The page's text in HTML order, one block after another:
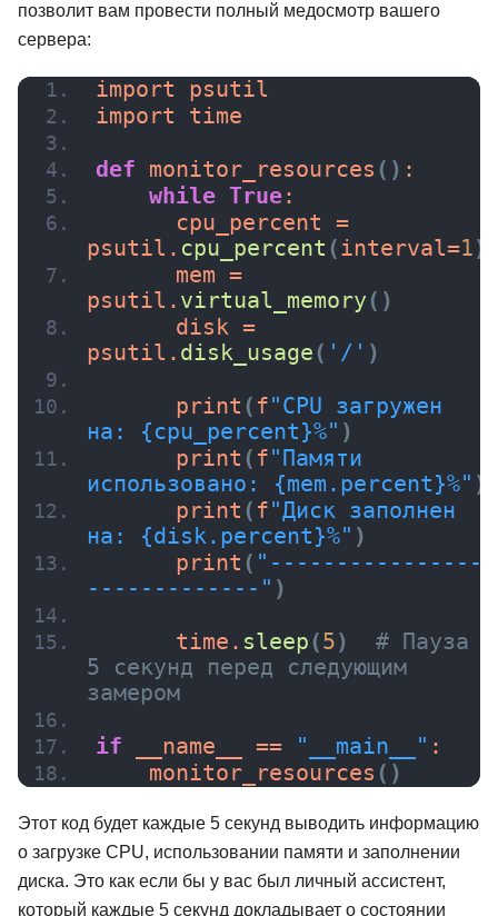
позволит вам провести полный медосмотр вашего
сервера:
import psutil
import time
def monitor_resources () :
while True:
      cpu_percent =
psutil. cpu_percent (interval=1)
      mem =
psutil. virtual_memory ()
      disk =
psutil. disk_usage ( '/' )
print ( f"CPU загружен
на: {cpu_percent}%" )
print ( f"Памяти
использовано: {mem.percent}%" )
print ( f"Диск заполнен
на: {disk.percent}%" )
print ( "----------------
-------------" )
      time.
sleep (5)
# Пауза
5 секунд перед следующим
замером
if __name__ == "__main__" :
monitor_resources ()
Этот код будет каждые 5 секунд выводить информацию
о загрузке CPU, использовании памяти и заполнении
диска. Это как если бы у вас был личный ассистент,
который каждые 5 секунд докладывает о состоянии